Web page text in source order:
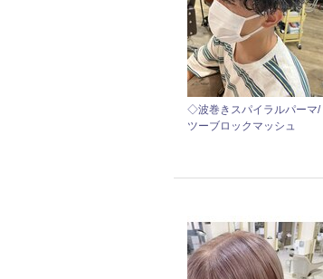
◇波巻きスパイラルパーマ/
ツーブロックマッシュ